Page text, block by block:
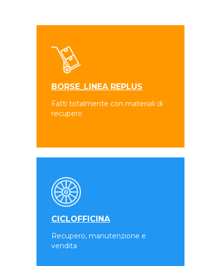
BORSE_LINEA REPLUS
Fatti totalmente con materiali di
recupero
CICLOFFICINA
Recupero, manutenzione e
vendita